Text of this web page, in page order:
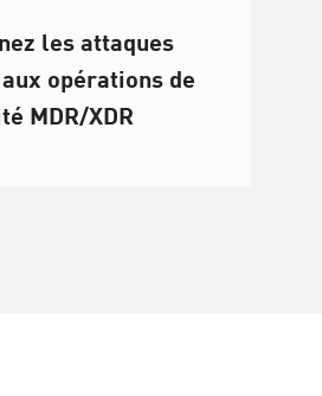
les attaques
opérations de
MDR/XDR